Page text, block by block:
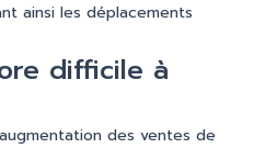
ainsi les déplacements
difficile à
des ventes de